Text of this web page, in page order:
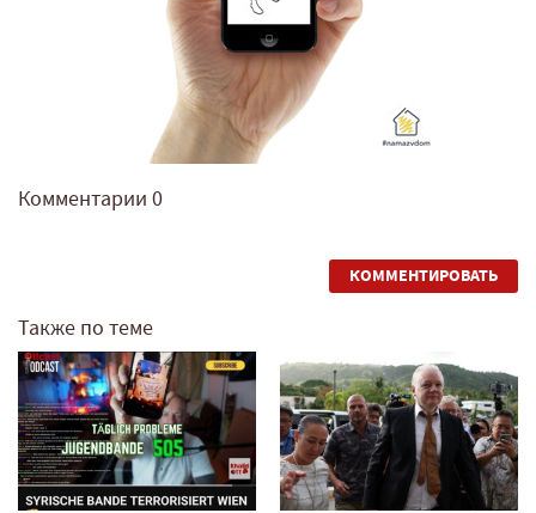
Комментарии 0
КОММЕНТИРОВАТЬ
Также по теме